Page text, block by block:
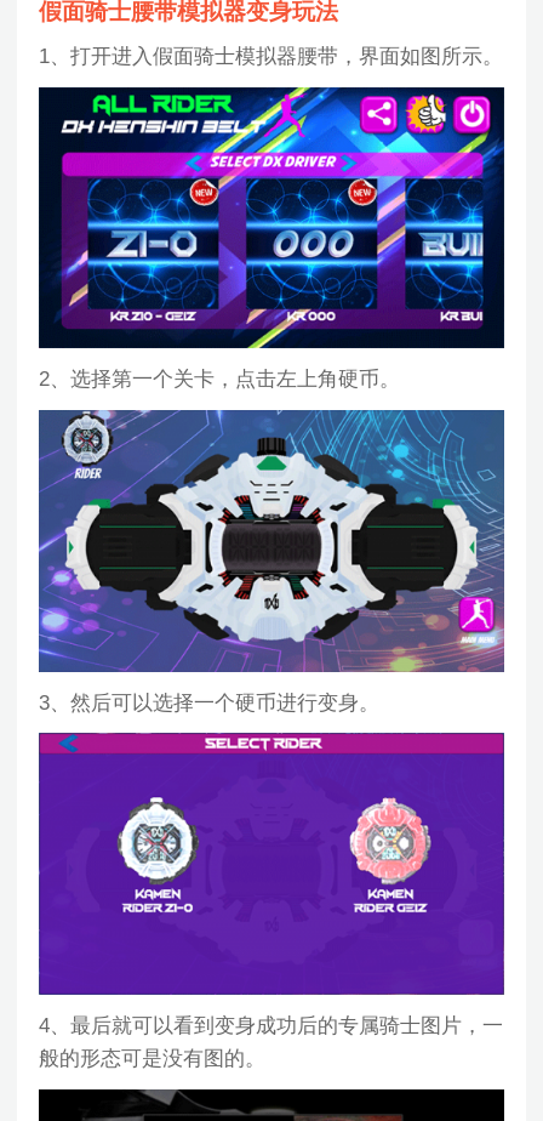
假面骑士腰带模拟器变身玩法
1、打开进入假面骑士模拟器腰带，界面如图所示。
2、选择第一个关卡，点击左上角硬币。
3、然后可以选择一个硬币进行变身。
4、最后就可以看到变身成功后的专属骑士图片，一
般的形态可是没有图的。